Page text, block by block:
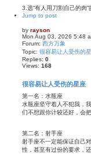
3.选“有人用刀割自己的肉”
Jump to post
by rayson
Mon Aug 03, 2026 5:48
Forum: 西方万象
Topic: 很容易让人受伤的
Replies: 0
Views: 168
很容易让人受伤的星座
第一名：水瓶座
水瓶座坚守着人不犯我，
们不想跟你计较还好，会
第二名：射手座
射手座不一定能保证自己
性，甚至有过份的要求，